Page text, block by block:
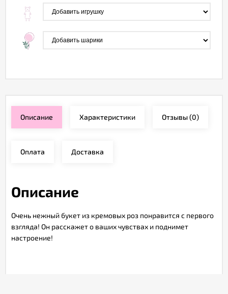
Описание Характеристики Отзывы(0)
Оплата Доставка
Описание
Очень нежный букет из кремовых роз понравится с первого
взгляда! Он расскажет о ваших чувствах и поднимет
настроение!